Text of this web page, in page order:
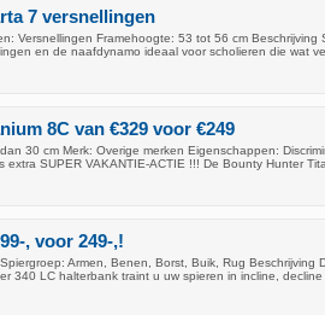
7 versnellingen
Versnellingen Framehoogte: 53 tot 56 cm Beschrijving
en de naafdynamo ideaal voor scholieren die wat
8C van €329 voor €249
30 cm Merk: Overige merken Eigenschappen:
SUPER VAKANTIE-ACTIE !!! De Bounty Hunter
, voor 249-,!
Armen, Benen, Borst, Buik, Rug Beschrijving
340 LC halterbank traint u uw spieren in incline, decline